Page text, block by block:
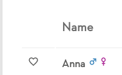
Name
Anna